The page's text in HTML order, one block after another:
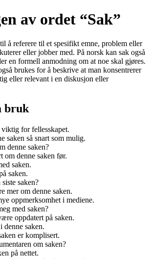
av ordet “Sak”
å referere til et spesifikt emne, problem eller
eller jobber med. På norsk kan sak også
en formell anmodning om at noe skal gjøres.
brukes for å beskrive at man konsentrerer
eller relevant i en diskusjon eller
bruk
viktig for fellesskapet.
saken så snart som mulig.
denne saken?
om denne saken før.
saken.
saken.
saken?
mer om denne saken.
oppmerksomhet i mediene.
med saken?
oppdatert på saken.
denne saken.
er komplisert.
om saken?
på nettet.